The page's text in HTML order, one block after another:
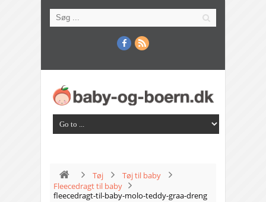
Tøj
Tøj til baby
Fleecedragt til baby
fleecedragt-til-baby-molo-teddy-graa-dreng